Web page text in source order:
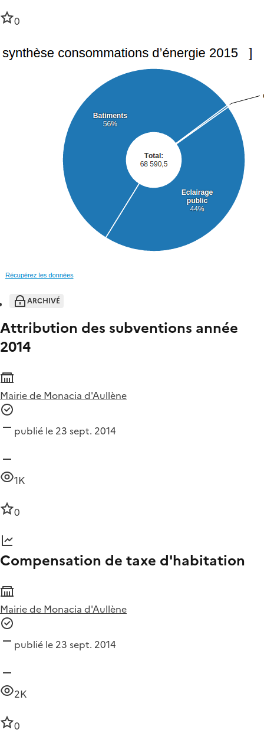
0
ARCHIVÉ
Attribution des subventions année
2014
Mairie de Monacia d'Aullène
publié le 23 sept. 2014
1K
0
Compensation de taxe d'habitation
Mairie de Monacia d'Aullène
publié le 23 sept. 2014
2K
0